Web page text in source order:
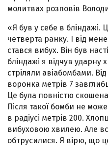
молитвах розповів
«Я був у себе в бліндажі.
четверта ранку. І від
стався вибух. Він був
бліндажі я відчув
стріляли авіабомбами.
воронка метрів 7
Це була повністю
Після такої бомби не
в радіусі метрів 200.
вибуховою хвилею. Але
обтрусилися. Я вірю, що